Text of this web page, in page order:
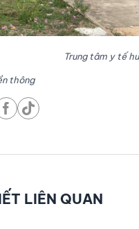
Trung tâm y tế
thông
LIÊN QUAN